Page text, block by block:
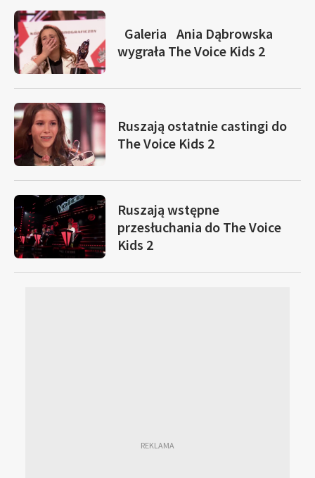
Galeria Ania Dąbrowska
wygrała The Voice Kids 2
Ruszają ostatnie castingi do
The Voice Kids 2
Ruszają wstępne
przesłuchania do The Voice
Kids 2